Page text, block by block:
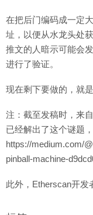
在把后门编码成一定
址，以便从水龙头处
推文的人暗示可能会
进行了验证。
现在剩下要做的，就
注：截至发稿时，来
已经解出了这个谜题
https://medium.com/
pinball-machine-
此外，Etherscan开发